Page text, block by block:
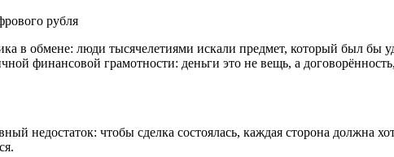
в обмене: люди тысячелетиями искали предмет, который был бы
финансовой грамотности: деньги это не вещь, а
недостаток: чтобы сделка состоялась, каждая сторона должна